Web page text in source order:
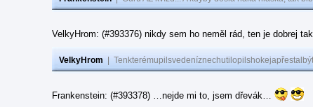
VelkyHrom: (#393376) nikdy sem ho neměl rád, ten je dobrej
VelkyHrom
Frankenstein: (#393378) …nejde mi to, jsem dřevák…